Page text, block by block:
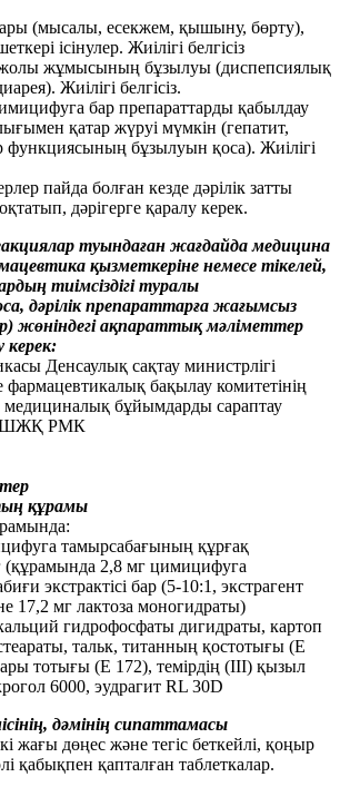
(мысалы, есекжем, қышыну, бөрту),
ісінулер. Жиілігі белгісіз
жолы жұмысының бұзылуы (диспепсиялық
Жиілігі белгісіз.
бар препараттарды қабылдау
қатар жүруі мүмкін (гепатит,
функциясының бұзылуын қоса). Жиілігі
пайда болған кезде дәрілік затты
дәрігерге қаралу керек.
туындаған жағдайда медицина
қызметкеріне немесе тікелей,
тиімсіздігі туралы
дәрілік препараттарға жағымсыз
жөніндегі ақпараттық мәліметтер
керек:
Денсаулық сақтау министрлігі
бақылау комитетінің
медициналық бұйымдарды сараптау
ШЖҚ РМК
құрамы
тамырсабағының құрғақ
(құрамында 2,8 мг цимицифуга
экстрактісі бар (5-10:1, экстрагент
17,2 мг лактоза моногидраты)
гидрофосфаты дигидраты, картоп
тальк, титанның қостотығы (Е
тотығы (Е 172), темірдің (ІІІ) қызыл
6000, эудрагит RL 30D
дәмінің сипаттамасы
жағы дөңес және тегіс беткейлі, қоңыр
қабықпен қапталған таблеткалар.